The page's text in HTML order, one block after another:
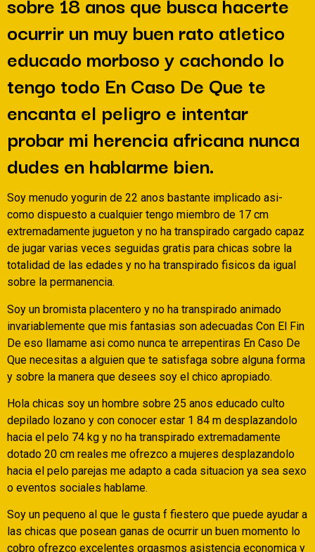
ocurrir un muy buen rato atletico
educado morboso y cachondo lo
tengo todo En Caso De Que te
encanta el peligro e intentar
probar mi herencia africana nunca
dudes en hablarme bien.
Soy menudo yogurin de 22 anos bastante implicado asi­
como dispuesto a cualquier tengo miembro de 17 cm
extremadamente jugueton y no ha transpirado cargado capaz
de jugar varias veces seguidas gratis para chicas sobre la
totalidad de las edades y no ha transpirado fisicos da igual
sobre la permanencia.
Soy un bromista placentero y no ha transpirado animado
invariablemente que mis fantasias son adecuadas Con El Fin
De eso llamame asi­ como nunca te arrepentiras En Caso De
Que necesitas a alguien que te satisfaga sobre alguna forma
y sobre la manera que desees soy el chico apropiado.
Hola chicas soy un hombre sobre 25 anos educado culto
depilado lozano y con conocer estar 1 84 m desplazandolo
hacia el pelo 74 kg y no ha transpirado extremadamente
dotado 20 cm reales me ofrezco a mujeres desplazandolo
hacia el pelo parejas me adapto a cada situacion ya sea sexo
o eventos sociales hablame.
Soy un pequeno al que le gusta f fiestero que puede ayudar a
las chicas que posean ganas de ocurrir un buen momento lo
cobro ofrezco excelentes orgasmos asistencia economica y